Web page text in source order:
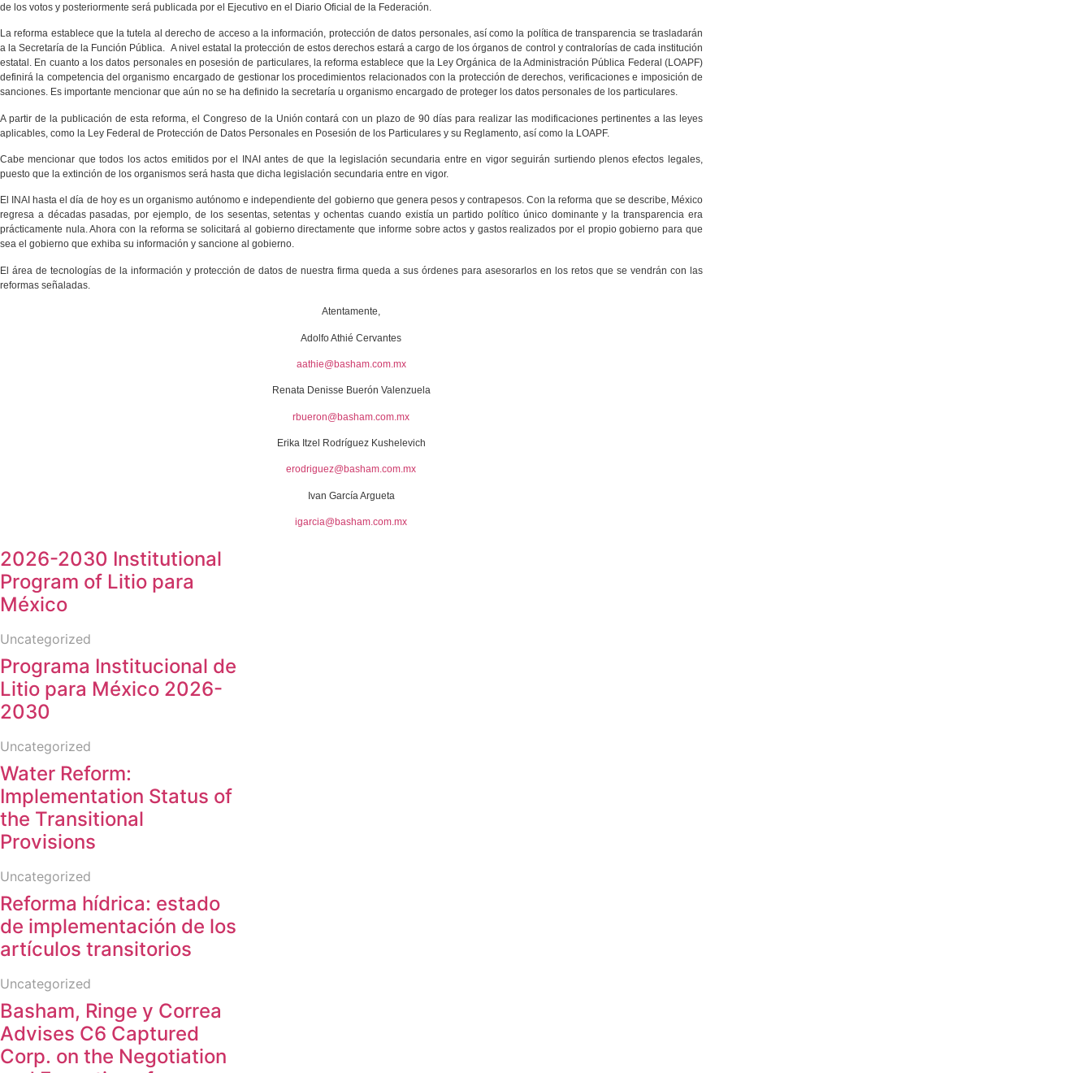
de los votos y posteriormente será publicada por el Ejecutivo en el Diario Oficial de la Federación.
La reforma establece que la tutela al derecho de acceso a la información, protección de datos personales, así como la política de transparencia se trasladarán
a la Secretaría de la Función Pública. A nivel estatal la protección de estos derechos estará a cargo de los órganos de control y contralorías de cada institución
estatal. En cuanto a los datos personales en posesión de particulares, la reforma establece que la Ley Orgánica de la Administración Pública Federal (LOAPF)
definirá la competencia del organismo encargado de gestionar los procedimientos relacionados con la protección de derechos, verificaciones e imposición de
sanciones. Es importante mencionar que aún no se ha definido la secretaría u organismo encargado de proteger los datos personales de los particulares.
A partir de la publicación de esta reforma, el Congreso de la Unión contará con un plazo de 90 días para realizar las modificaciones pertinentes a las leyes
aplicables, como la Ley Federal de Protección de Datos Personales en Posesión de los Particulares y su Reglamento, así como la LOAPF.
Cabe mencionar que todos los actos emitidos por el INAI antes de que la legislación secundaria entre en vigor seguirán surtiendo plenos efectos legales,
puesto que la extinción de los organismos será hasta que dicha legislación secundaria entre en vigor.
El INAI hasta el día de hoy es un organismo autónomo e independiente del gobierno que genera pesos y contrapesos. Con la reforma que se describe, México
regresa a décadas pasadas, por ejemplo, de los sesentas, setentas y ochentas cuando existía un partido político único dominante y la transparencia era
prácticamente nula. Ahora con la reforma se solicitará al gobierno directamente que informe sobre actos y gastos realizados por el propio gobierno para que
sea el gobierno que exhiba su información y sancione al gobierno.
El área de tecnologías de la información y protección de datos de nuestra firma queda a sus órdenes para asesorarlos en los retos que se vendrán con las
reformas señaladas.
Atentamente,
Adolfo Athié Cervantes
aathie@basham.com.mx
Renata Denisse Buerón Valenzuela
rbueron@basham.com.mx
Erika Itzel Rodríguez Kushelevich
erodriguez@basham.com.mx
Ivan García Argueta
igarcia@basham.com.mx
2026-2030 Institutional
Program of Litio para
México
Uncategorized
Programa Institucional de
Litio para México 2026-
2030
Uncategorized
Water Reform:
Implementation Status of
the Transitional
Provisions
Uncategorized
Reforma hídrica: estado
de implementación de los
artículos transitorios
Uncategorized
Basham, Ringe y Correa
Advises C6 Captured
Corp. on the Negotiation